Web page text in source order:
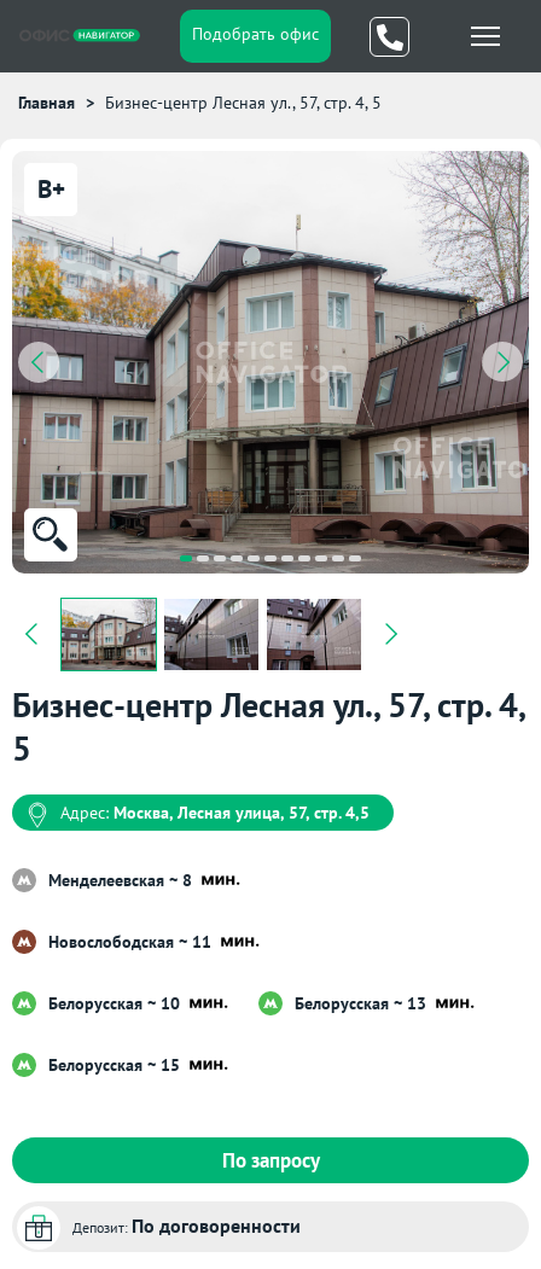
Подобрать офис
Главная Бизнес-центр Лесная ул., 57, стр. 4, 5
B+
Бизнес-центр Лесная ул., 57, стр. 4,
5
Адрес: Москва, Лесная улица, 57, стр. 4,5
Менделеевская ~ 8
Новослободская ~ 11
Белорусская ~ 10 Белорусская ~ 13
Белорусская ~ 15
По запросу
Депозит: По договоренности